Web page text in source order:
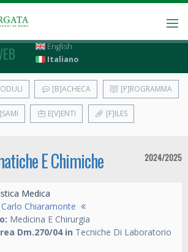
English
Italiano
[B]ACHECA [P]ROGRAMMA
E[V]ENTI [F]ILES
E Chimiche 2024/2025
Medica
Carlo Chiaramonte
Medicina E Chirurgia
Dm.270/04 in Tecniche Di Laboratorio